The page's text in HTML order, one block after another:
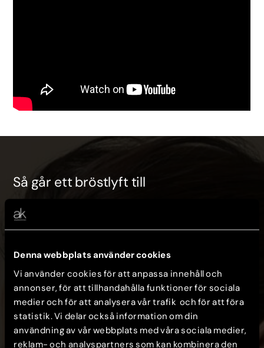
Denna webbplats använder cookies
Vi använder cookies för att anpassa innehåll och
annonser, för att tillhandahålla funktioner för sociala
medier och för att analysera vår trafik och för att föra
statistik. Vi delar också information om din
användning av vår webbplats med våra sociala medier,
reklam- och analyspartners som kan kombinera den
Så går ett bröstlyft till
Inför operation